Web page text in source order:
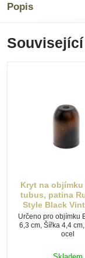
Popis
Kryt na
tubus, patina
Style Black
Určeno pro objímku
6,3 cm, Šířka 4,4
ocel